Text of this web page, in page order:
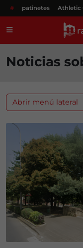
# patinetes Athletic
Noticias
Abrir menú lateral